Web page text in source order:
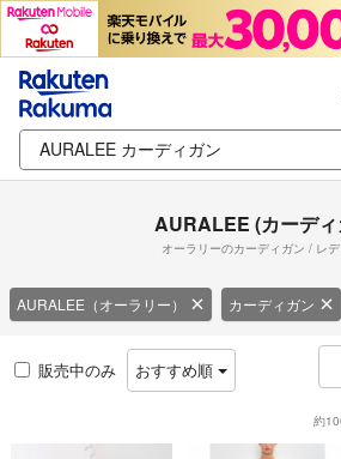
AURALEE (カーデ
オーラリーのカーディガン / レデ
AURALEE（オーラリー） カーディガン
販売中のみ おすすめ順
約